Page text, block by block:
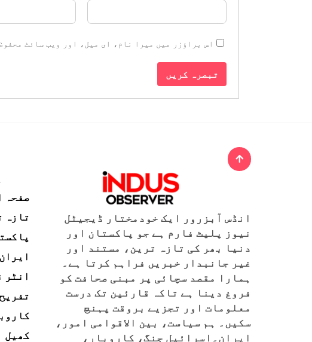
اس براؤزر میں میرا نام، ای میل، اور ویب سائٹ
انڈس آبزرور ایک خودمختار ڈیجیٹل
نیوز پلیٹ فارم ہے جو پاکستان اور
دنیا بھر کی تازہ ترین، مستند اور
غیر جانبدار خبریں فراہم کرتا ہے۔
ہمارا مقصد سچائی پر مبنی صحافت کو
فروغ دینا ہے تاکہ قارئین تک درست
معلومات اور تجزیے بروقت پہنچ
سکیں۔ ہم سیاست، بین الاقوامی امور،
ایران۔اسرائیل جنگ، کاروبار،
صفحہ
تازہ
انٹر
تفریح
کھیل